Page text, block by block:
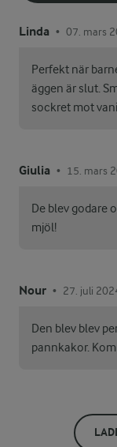
Linda • 07. mars
Perfekt när
äggen är slut.
sockret mot
Giulia • 15. mars
De blev godare
mjöl!
Nour • 27. juli
Den blev blev
pannkakor.